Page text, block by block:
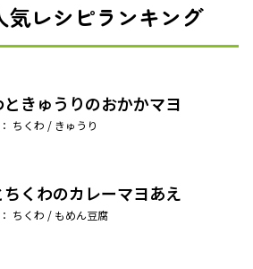
気レシピランキング
ときゅうりのおかかマヨ
ちくわ / きゅうり
ちくわのカレーマヨあえ
ちくわ / もめん豆腐